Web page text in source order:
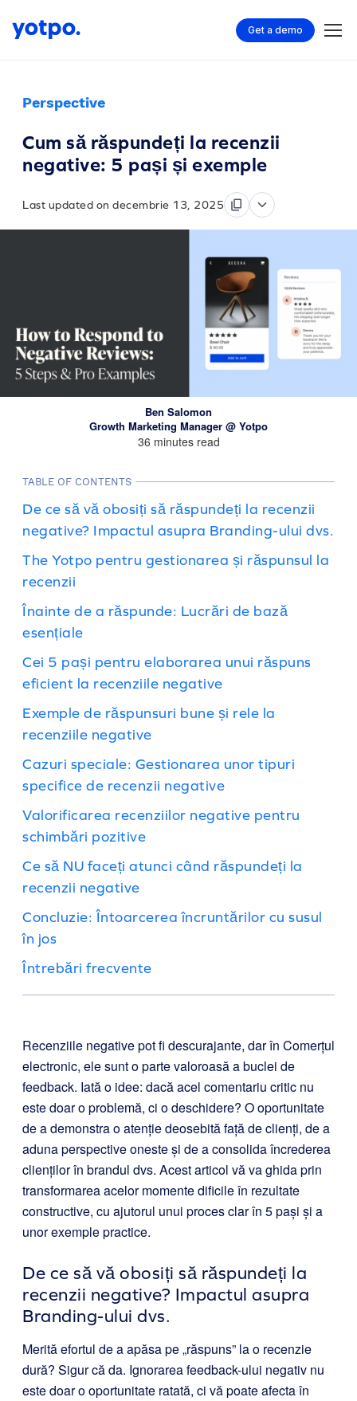
Get a demo
Perspective
Cum să răspundeți la recenzii
negative: 5 pași și exemple
Last updated on decembrie 13, 2025
Ben Salomon
Growth Marketing Manager @ Yotpo
36 minutes read
TABLE OF CONTENTS
De ce să vă obosiți să răspundeți la recenzii
negative? Impactul asupra Branding-ului dvs.
The Yotpo pentru gestionarea și răspunsul la
recenzii
Înainte de a răspunde: Lucrări de bază
esențiale
Cei 5 pași pentru elaborarea unui răspuns
eficient la recenziile negative
Exemple de răspunsuri bune și rele la
recenziile negative
Cazuri speciale: Gestionarea unor tipuri
specifice de recenzii negative
Valorificarea recenziilor negative pentru
schimbări pozitive
Ce să NU faceți atunci când răspundeți la
recenzii negative
Concluzie: Întoarcerea încruntărilor cu susul
în jos
Întrebări frecvente
Recenziile negative pot fi descurajante, dar în Comerțul
electronic, ele sunt o parte valoroasă a buclei de
feedback. Iată o idee: dacă acel comentariu critic nu
este doar o problemă, ci o deschidere? O oportunitate
de a demonstra o atenție deosebită față de clienți, de a
aduna perspective oneste și de a consolida încrederea
clienților în brandul dvs. Acest articol vă va ghida prin
transformarea acelor momente dificile în rezultate
constructive, cu ajutorul unui proces clar în 5 pași și a
unor exemple practice.
De ce să vă obosiți să răspundeți la
recenzii negative? Impactul asupra
Branding-ului dvs.
Merită efortul de a apăsa pe „răspuns” la o recenzie
dură? Sigur că da. Ignorarea feedback-ului negativ nu
este doar o oportunitate ratată, ci vă poate afecta în